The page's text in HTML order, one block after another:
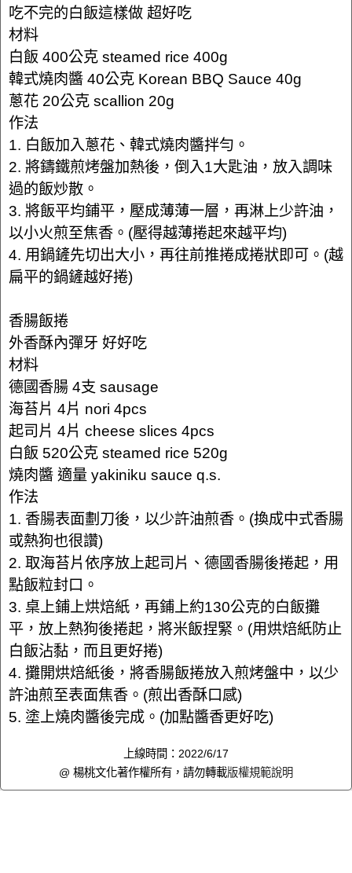
吃不完的白飯這樣做 超好吃
材料
白飯 400公克 steamed rice 400g
韓式燒肉醬 40公克 Korean BBQ Sauce 40g
蔥花 20公克 scallion 20g
作法
1. 白飯加入蔥花、韓式燒肉醬拌勻。
2. 將鑄鐵煎烤盤加熱後，倒入1大匙油，放入調味
過的飯炒散。
3. 將飯平均鋪平，壓成薄薄一層，再淋上少許油，
以小火煎至焦香。(壓得越薄捲起來越平均)
4. 用鍋鏟先切出大小，再往前推捲成捲狀即可。(越
扁平的鍋鏟越好捲)
香腸飯捲
外香酥內彈牙 好好吃
材料
德國香腸 4支 sausage
海苔片 4片 nori 4pcs
起司片 4片 cheese slices 4pcs
白飯 520公克 steamed rice 520g
燒肉醬 適量 yakiniku sauce q.s.
作法
1. 香腸表面劃刀後，以少許油煎香。(換成中式香腸
或熱狗也很讚)
2. 取海苔片依序放上起司片、德國香腸後捲起，用
點飯粒封口。
3. 桌上鋪上烘焙紙，再鋪上約130公克的白飯攤
平，放上熱狗後捲起，將米飯捏緊。(用烘焙紙防止
白飯沾黏，而且更好捲)
4. 攤開烘焙紙後，將香腸飯捲放入煎烤盤中，以少
許油煎至表面焦香。(煎出香酥口感)
5. 塗上燒肉醬後完成。(加點醬香更好吃)
上線時間：2022/6/17
@ 楊桃文化著作權所有，請勿轉載版權規範說明